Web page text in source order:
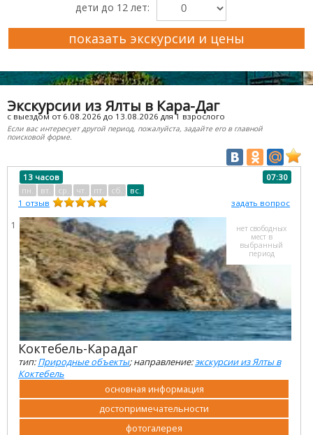
дети до 12 лет:
показать экскурсии и цены
Экскурсии из Ялты в Кара-Даг
с выездом от 6.08.2026 до 13.08.2026 для 1 взрослого
Если вас интересует другой период, пожалуйста, задайте его в главной
поисковой форме.
1
13 часов
07:30
пн.
вт. ср. чт. пт. сб.
вс.
задать вопрос
1 отзыв
нет свободных
мест в
выбранный
период
Коктебель-Карадаг
тип:Природные объекты; направление:экскурсии из Ялты в
Коктебель
основная информация
достопримечательности
фотогалерея